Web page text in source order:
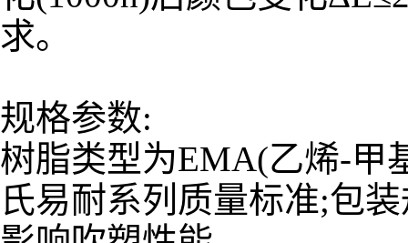
求。
规格参数:
树脂类型为EMA(乙烯-甲
氏易耐系列质量标准;包